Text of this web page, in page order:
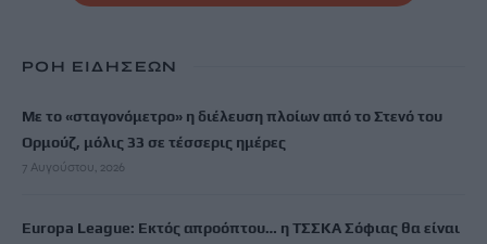
ΡΟΗ ΕΙΔΗΣΕΩΝ
Με το «σταγονόμετρο» η διέλευση πλοίων από το Στενό του
Ορμούζ, μόλις 33 σε τέσσερις ημέρες
7 Αυγούστου, 2026
Europa League: Εκτός απροόπτου… η ΤΣΣΚΑ Σόφιας θα είναι